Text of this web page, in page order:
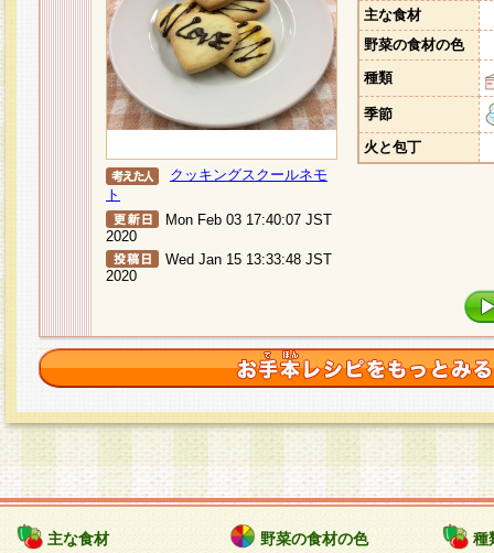
クッキングスクールネモ
ト
Mon Feb 03 17:40:07 JST
2020
Wed Jan 15 13:33:48 JST
2020
主な食材
野菜の食材の色
種類
季節
火と包丁
主な食材 野菜の食材の色 種